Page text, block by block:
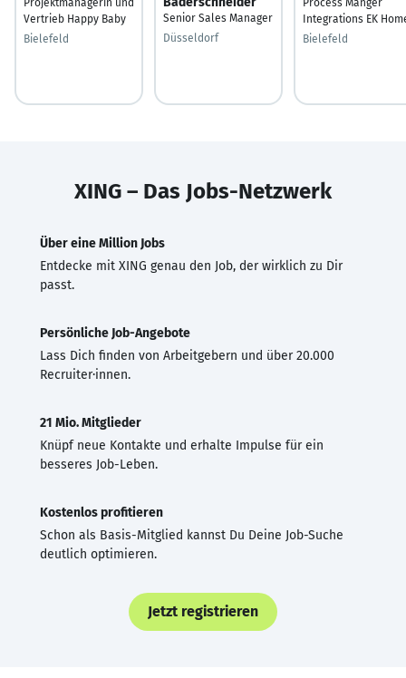
Vertrieb Happy Baby
Bielefeld
Senior Sales Manager
Düsseldorf
Integrations EK
Bielefeld
XING – Das Jobs-Netzwerk
Über eine Million Jobs
Entdecke mit XING genau den Job, der wirklich zu Dir
passt.
Persönliche Job-Angebote
Lass Dich finden von Arbeitgebern und über 20.000
Recruiter·innen.
21 Mio. Mitglieder
Knüpf neue Kontakte und erhalte Impulse für ein
besseres Job-Leben.
Kostenlos profitieren
Schon als Basis-Mitglied kannst Du Deine Job-Suche
deutlich optimieren.
Jetzt registrieren